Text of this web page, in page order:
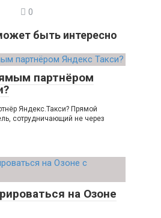
0
быть интересно
партнёром
Яндекс.Такси? Прямой
сотрудничающий не через
на Озоне